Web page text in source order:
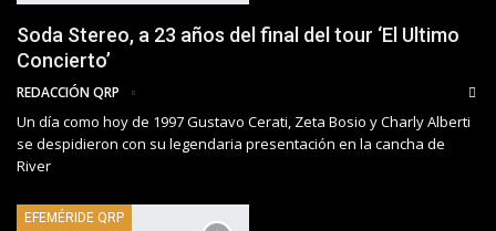
Soda Stereo, a 23 años del final del tour ‘El Ultimo
Concierto’
REDACCIÓN QRP
Un día como hoy de 1997 Gustavo Cerati, Zeta Bosio y Charly Alberti
se despidieron con su legendaria presentación en la cancha de
River
EFEMÉRIDE QRP